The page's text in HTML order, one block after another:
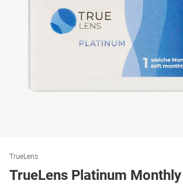
TrueLens
TrueLens Platinum Monthly